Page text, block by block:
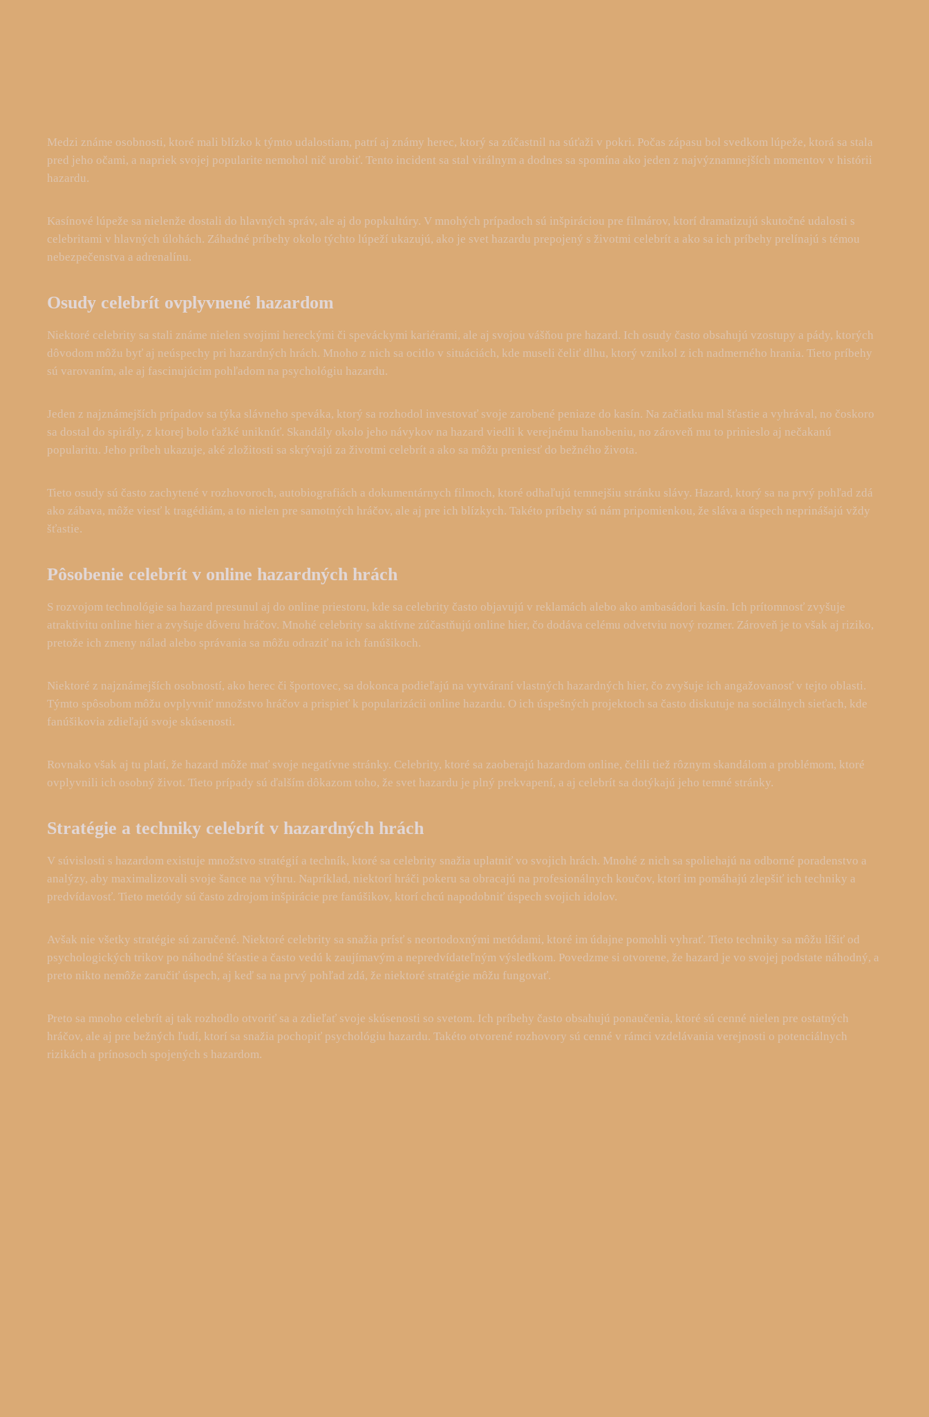
Medzi známe osobnosti, ktoré mali blízko k týmto udalostiam, patrí aj známy herec, ktorý sa zúčastnil na súťaži v pokri. Počas zápasu bol svedkom lúpeže, ktorá sa stala
pred jeho očami, a napriek svojej popularite nemohol nič urobiť. Tento incident sa stal virálnym a dodnes sa spomína ako jeden z najvýznamnejších momentov v histórii
hazardu.
Kasínové lúpeže sa nielenže dostali do hlavných správ, ale aj do popkultúry. V mnohých prípadoch sú inšpiráciou pre filmárov, ktorí dramatizujú skutočné udalosti s
celebritami v hlavných úlohách. Záhadné príbehy okolo týchto lúpeží ukazujú, ako je svet hazardu prepojený s životmi celebrít a ako sa ich príbehy prelínajú s témou
nebezpečenstva a adrenalínu.
Osudy celebrít ovplyvnené hazardom
Niektoré celebrity sa stali známe nielen svojimi hereckými či speváckymi kariérami, ale aj svojou vášňou pre hazard. Ich osudy často obsahujú vzostupy a pády, ktorých
dôvodom môžu byť aj neúspechy pri hazardných hrách. Mnoho z nich sa ocitlo v situáciách, kde museli čeliť dlhu, ktorý vznikol z ich nadmerného hrania. Tieto príbehy
sú varovaním, ale aj fascinujúcim pohľadom na psychológiu hazardu.
Jeden z najznámejších prípadov sa týka slávneho speváka, ktorý sa rozhodol investovať svoje zarobené peniaze do kasín. Na začiatku mal šťastie a vyhrával, no čoskoro
sa dostal do spirály, z ktorej bolo ťažké uniknúť. Skandály okolo jeho návykov na hazard viedli k verejnému hanobeniu, no zároveň mu to prinieslo aj nečakanú
popularitu. Jeho príbeh ukazuje, aké zložitosti sa skrývajú za životmi celebrít a ako sa môžu preniesť do bežného života.
Tieto osudy sú často zachytené v rozhovoroch, autobiografiách a dokumentárnych filmoch, ktoré odhaľujú temnejšiu stránku slávy. Hazard, ktorý sa na prvý pohľad zdá
ako zábava, môže viesť k tragédiám, a to nielen pre samotných hráčov, ale aj pre ich blízkych. Takéto príbehy sú nám pripomienkou, že sláva a úspech neprinášajú vždy
šťastie.
Pôsobenie celebrít v online hazardných hrách
S rozvojom technológie sa hazard presunul aj do online priestoru, kde sa celebrity často objavujú v reklamách alebo ako ambasádori kasín. Ich prítomnosť zvyšuje
atraktivitu online hier a zvyšuje dôveru hráčov. Mnohé celebrity sa aktívne zúčastňujú online hier, čo dodáva celému odvetviu nový rozmer. Zároveň je to však aj riziko,
pretože ich zmeny nálad alebo správania sa môžu odraziť na ich fanúšikoch.
Niektoré z najznámejších osobností, ako herec či športovec, sa dokonca podieľajú na vytváraní vlastných hazardných hier, čo zvyšuje ich angažovanosť v tejto oblasti.
Týmto spôsobom môžu ovplyvniť množstvo hráčov a prispieť k popularizácii online hazardu. O ich úspešných projektoch sa často diskutuje na sociálnych sieťach, kde
fanúšikovia zdieľajú svoje skúsenosti.
Rovnako však aj tu platí, že hazard môže mať svoje negatívne stránky. Celebrity, ktoré sa zaoberajú hazardom online, čelili tiež rôznym skandálom a problémom, ktoré
ovplyvnili ich osobný život. Tieto prípady sú ďalším dôkazom toho, že svet hazardu je plný prekvapení, a aj celebrít sa dotýkajú jeho temné stránky.
Stratégie a techniky celebrít v hazardných hrách
V súvislosti s hazardom existuje množstvo stratégií a techník, ktoré sa celebrity snažia uplatniť vo svojich hrách. Mnohé z nich sa spoliehajú na odborné poradenstvo a
analýzy, aby maximalizovali svoje šance na výhru. Napríklad, niektorí hráči pokeru sa obracajú na profesionálnych koučov, ktorí im pomáhajú zlepšiť ich techniky a
predvídavosť. Tieto metódy sú často zdrojom inšpirácie pre fanúšikov, ktorí chcú napodobniť úspech svojich idolov.
Avšak nie všetky stratégie sú zaručené. Niektoré celebrity sa snažia prísť s neortodoxnými metódami, ktoré im údajne pomohli vyhrať. Tieto techniky sa môžu líšiť od
psychologických trikov po náhodné šťastie a často vedú k zaujímavým a nepredvídateľným výsledkom. Povedzme si otvorene, že hazard je vo svojej podstate náhodný, a
preto nikto nemôže zaručiť úspech, aj keď sa na prvý pohľad zdá, že niektoré stratégie môžu fungovať.
Preto sa mnoho celebrít aj tak rozhodlo otvoriť sa a zdieľať svoje skúsenosti so svetom. Ich príbehy často obsahujú ponaučenia, ktoré sú cenné nielen pre ostatných
hráčov, ale aj pre bežných ľudí, ktorí sa snažia pochopiť psychológiu hazardu. Takéto otvorené rozhovory sú cenné v rámci vzdelávania verejnosti o potenciálnych
rizikách a prínosoch spojených s hazardom.